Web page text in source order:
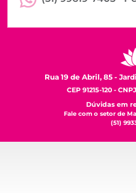
Rua 19 de Abril, 85 -
CEP 91215-120 -
Dúvidas em
Fale com o setor de
(51)